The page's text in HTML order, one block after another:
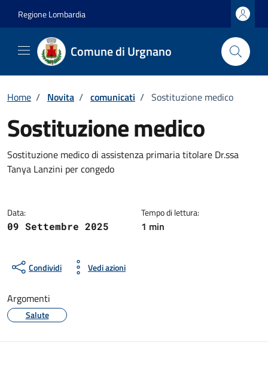
Regione Lombardia
Comune di Urgnano
Home / Novita / comunicati / Sostituzione medico
Sostituzione medico
Dettagli della notizia
Sostituzione medico di assistenza primaria titolare Dr.ssa
Tanya Lanzini per congedo
Data:
09 Settembre 2025
Tempo di lettura:
1 min
Condividi Vedi azioni
Argomenti
Salute